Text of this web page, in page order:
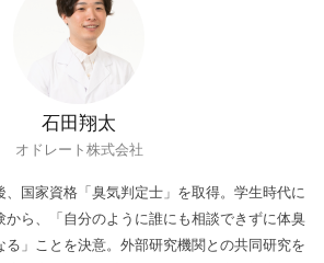
石田翔太
オドレート株式会社
、国家資格「臭気判定士」を取得。学生時代に
から、「自分のように誰にも相談できずに体臭
る」ことを決意。外部研究機関との共同研究を